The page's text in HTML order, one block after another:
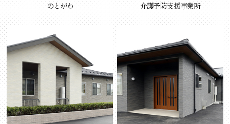
のとがわ
介護予防支援事業所